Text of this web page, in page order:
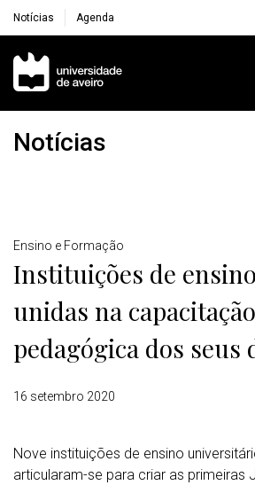
Notícias Agenda
Navegação Principal
Notícias
Detalhes
Ensino e Formação
Instituições de
unidas na capacitação
pedagógica dos seus
16 setembro 2020
Nove instituições de ensino
articularam-se para criar as primeiras